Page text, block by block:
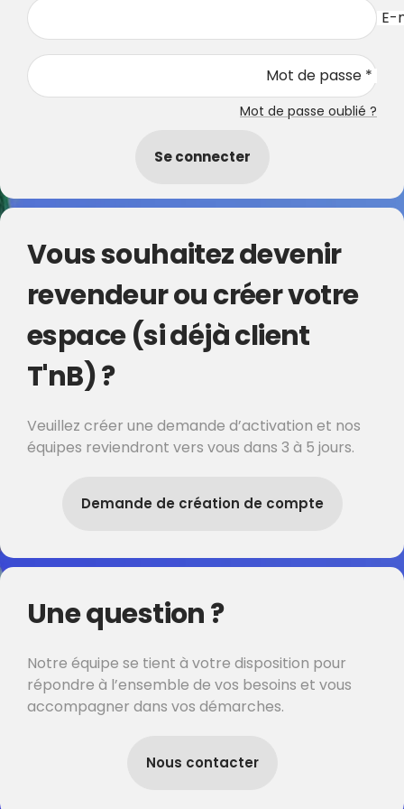
E-
Mot de passe *
Mot de passe oublié ?
Se connecter
Vous souhaitez devenir
revendeur ou créer votre
espace (si déjà client
T'nB) ?
Veuillez créer une demande d’activation et nos
équipes reviendront vers vous dans 3 à 5 jours.
Demande de création de compte
Une question ?
Notre équipe se tient à votre disposition pour
répondre à l’ensemble de vos besoins et vous
accompagner dans vos démarches.
Nous contacter